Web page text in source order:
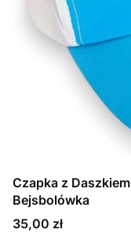
Czapka z
Bejsbolówka
Cena
35,00 zł